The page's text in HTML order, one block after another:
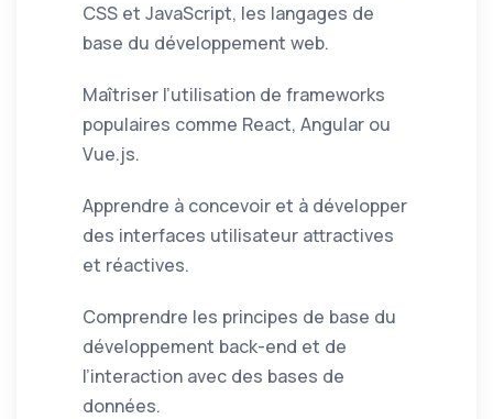
CSS et JavaScript, les langages de
base du développement web.
Maîtriser l’utilisation de frameworks
populaires comme React, Angular ou
Vue.js.
Apprendre à concevoir et à développer
des interfaces utilisateur attractives
et réactives.
Comprendre les principes de base du
développement back-end et de
l’interaction avec des bases de
données.